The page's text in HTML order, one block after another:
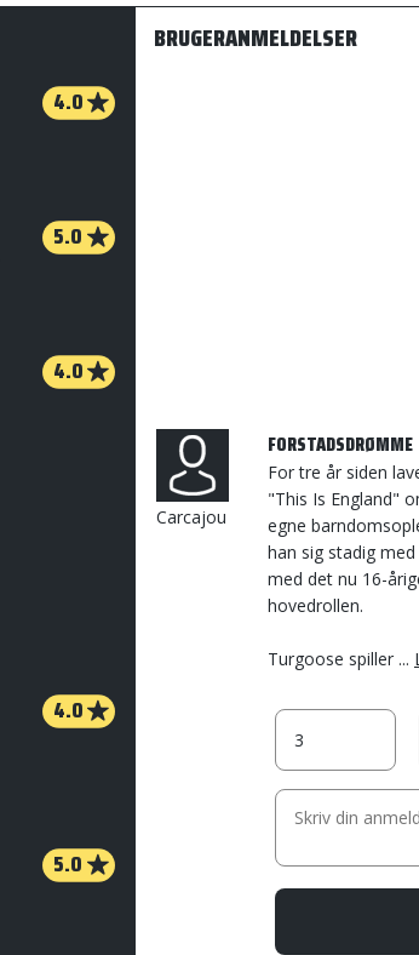
4.0
5.0
4.0
4.0
5.0
BRUGERANMELDELSER
Carcajou
FORSTADSDRØMME
For tre år siden
"This Is England"
egne
han sig stadig
med det nu 16-
hovedrollen.
Turgoose spiller ...